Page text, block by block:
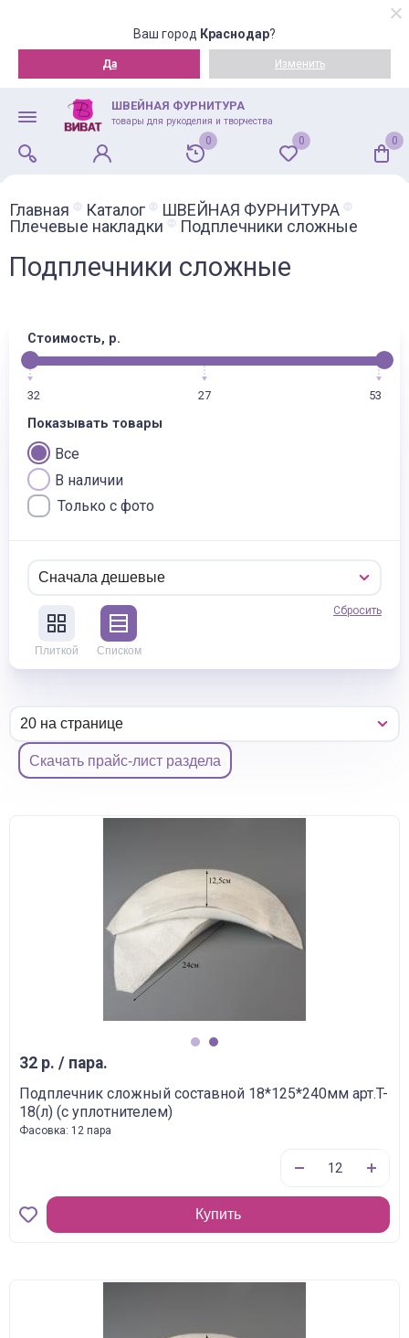
Ваш город Краснодар?
Да Изменить
ШВЕЙНАЯ ФУРНИТУРА
товары для рукоделия и творчества
0 0 0
Главная Каталог
ШВЕЙНАЯ ФУРНИТУРА
Плечевые накладки
Подплечники сложные
Подплечники сложные
Стоимость, р.
32 27 53
Показывать товары
Все
В наличии
Только с фото
Плиткой Списком
Сбросить
Скачать прайс-лист раздела
32 р. / пара.
Подплечник сложный составной 18*125*240мм арт.T-
18(л) (с уплотнителем)
Фасовка: 12 пара
Купить